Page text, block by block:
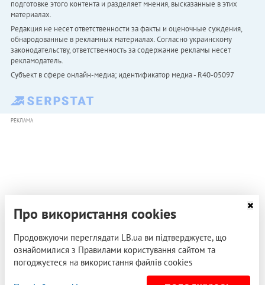
подготовке этого контента и разделяет мнения, высказанные в этих
материалах.
Редакция не несет ответственности за факты и оценочные суждения,
обнародованные в рекламных материалах. Согласно украинскому
законодательству, ответственность за содержание рекламы несет
рекламодатель.
Субъект в сфере онлайн-медиа; идентификатор медиа - R40-05097
РЕКЛАМА
Про використання cookies
Продовжуючи переглядати LB.ua ви підтверджуєте, що
ознайомилися з Правилами користування сайтом та
погоджуєтеся на використання файлів cookies